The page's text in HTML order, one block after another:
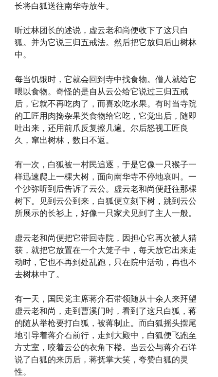
长将白狐送往南华寺放生。
听过林团长的述说，虚云老和尚便收下了这只白
狐。并为它说三归五戒法。然后把它放归后山树林
中。
每当饥饿时，它就会回到寺中找食物。僧人就给它
喂以食物。奇怪的是自从云公给它说过三归五戒
后，它就不再吃肉了，而喜欢吃水果。有时当寺院
的工匠用肉搀杂果类食物给它吃，它觉出后，随即
吐出来，还用前爪反复擦几遍。尔后怒视工匠良
久，窜出树林，数日不返。
有一次，白狐被一村民追逐，于是它像一只猴子一
样迅速爬上一棵大树，面向南华寺不停地哀叫。一
个沙弥听到后告诉了云公。虚云老和尚便赶往那棵
树下。见到云公到来，白狐便立刻下树，跳到云公
所展示的长衫上，好像一只家犬见到了主人一般。
虚云老和尚便把它带回寺院，因担心它再次被人猎
获，就把它放置在一个大笼子中，每天放它出来走
动时，它也不再到处乱跑，只在院中活动，再也不
去树林中了。
有一天，国民党主席蒋介石带领随从十余人来拜望
虚云老和尚，走到曹溪门时，看到了这只白狐，蒋
的随从举枪要打白狐，被蒋制止。而白狐摇头摆尾
地引导着蒋介石前行，走到大殿中，白狐便飞跑至
方丈室，咬着云公的衣角下楼。当云公与蒋介石详
说了白狐的来历后，蒋抚掌大笑，夸赞白狐的灵
性。